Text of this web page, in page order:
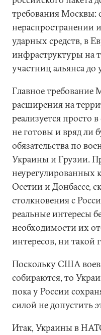
требования
нераспространении
ударных средств, в
инфраструктуры на
участниц альянса до
Главное
расширения на
реализуется
не готовы и вряд ли
обязательства по
Украины и Грузии.
Осетии и Донбассе,
столкновения с
реальные интересы
необходимости их
интересов, ни такой
Поскольку США
собираются, то
пока у России
силой не допустить
Итак, Украины в